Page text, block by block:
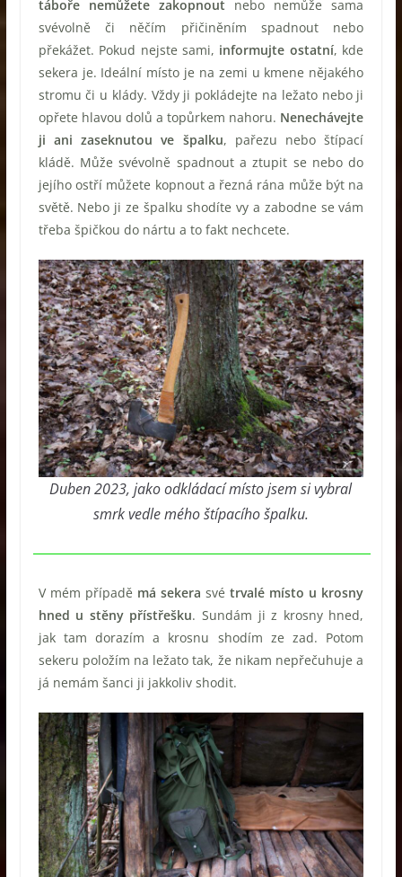
táboře nemůžete zakopnout nebo nemůže sama
svévolně či něčím přičiněním spadnout nebo
překážet. Pokud nejste sami, informujte ostatní, kde
sekera je. Ideální místo je na zemi u kmene nějakého
stromu či u klády. Vždy ji pokládejte na ležato nebo ji
opřete hlavou dolů a topůrkem nahoru. Nenechávejte
ji ani zaseknutou ve špalku, pařezu nebo štípací
kládě. Může svévolně spadnout a ztupit se nebo do
jejího ostří můžete kopnout a řezná rána může být na
světě. Nebo ji ze špalku shodíte vy a zabodne se vám
třeba špičkou do nártu a to fakt nechcete.
Duben 2023, jako odkládací místo jsem si vybral
smrk vedle mého štípacího špalku.
V mém případě má sekera svétrvalé místo u krosny
hned u stěny přístřešku. Sundám ji z krosny hned,
jak tam dorazím a krosnu shodím ze zad. Potom
sekeru položím na ležato tak, že nikam nepřečuhuje a
já nemám šanci ji jakkoliv shodit.